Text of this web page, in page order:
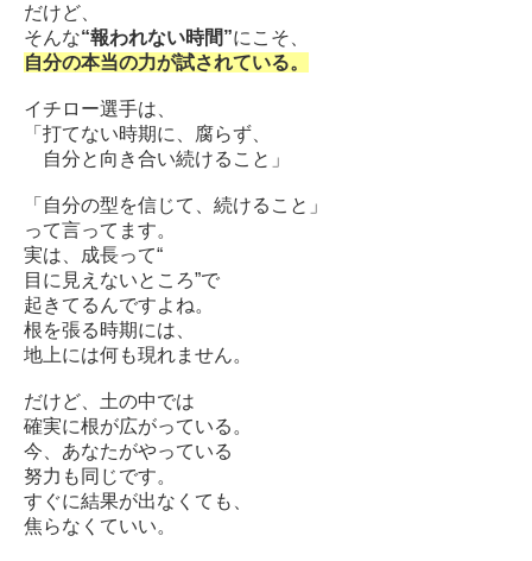
だけど、
そんな“報われない時間”にこそ、
自分の本当の力が試されている。
イチロー選手は、
「打てない時期に、腐らず、
自分と向き合い続けること」
「自分の型を信じて、続けること」
って言ってます。
実は、成長って“
目に見えないところ”で
起きてるんですよね。
根を張る時期には、
地上には何も現れません。
だけど、土の中では
確実に根が広がっている。
今、あなたがやっている
努力も同じです。
すぐに結果が出なくても、
焦らなくていい。